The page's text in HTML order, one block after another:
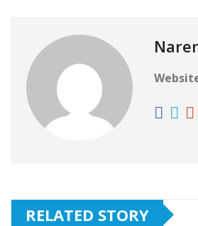
RELATED STORY